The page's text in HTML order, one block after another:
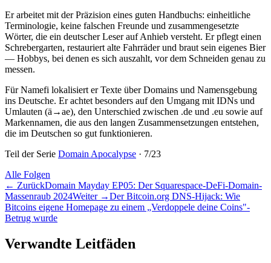
Er arbeitet mit der Präzision eines guten Handbuchs: einheitliche
Terminologie, keine falschen Freunde und zusammengesetzte
Wörter, die ein deutscher Leser auf Anhieb versteht. Er pflegt einen
Schrebergarten, restauriert alte Fahrräder und braut sein eigenes Bier
— Hobbys, bei denen es sich auszahlt, vor dem Schneiden genau zu
messen.
Für Namefi lokalisiert er Texte über Domains und Namensgebung
ins Deutsche. Er achtet besonders auf den Umgang mit IDNs und
Umlauten (ä→ae), den Unterschied zwischen .de und .eu sowie auf
Markennamen, die aus den langen Zusammensetzungen entstehen,
die im Deutschen so gut funktionieren.
Teil der Serie Domain Apocalypse · 7/23
Alle Folgen
← ZurückDomain Mayday EP05: Der Squarespace-DeFi-Domain-
Massenraub 2024Weiter→Der Bitcoin.org DNS-Hijack: Wie
Bitcoins eigene Homepage zu einem „Verdoppele deine Coins"-
Betrug wurde
Verwandte Leitfäden